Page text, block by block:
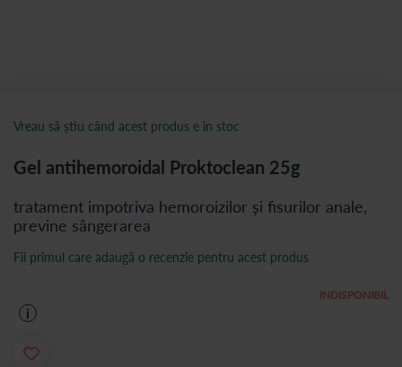
Gel antihemoroidal Proktoclean 25g
tratament impotriva hemoroizilor și fisurilor anale,
previne sângerarea
INDISPONIBIL
Fii primul care adaugă o recenzie pentru acest produs
i
Vreau să știu când acest produs e în stoc